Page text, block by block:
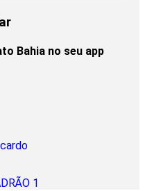
Bahia no seu app